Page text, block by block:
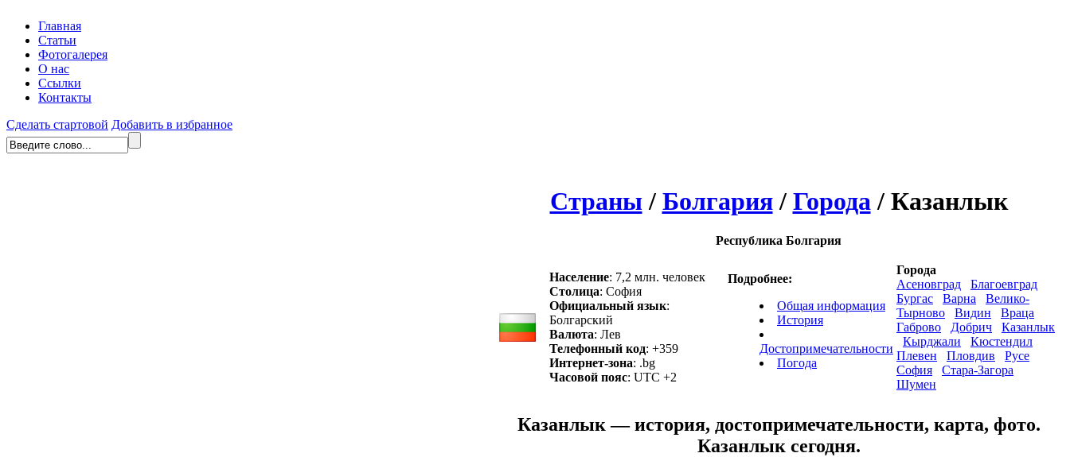
Главная
Статьи
Фотогалерея
О нас
Ссылки
Контакты
Сделать стартовой Добавить в избранное
Страны/ Болгария/ Города/ Казанлык
Республика Болгария
Население: 7,2 млн. человек
Столица: София
Официальный язык:
Болгарский
Валюта: Лев
Телефонный код: +359
Интернет-зона: .bg
Часовой пояс: UTC +2
Подробнее:
Общая информация
История
Достопримечательности
Погода
Города
Асеновград
Благоевград
Бургас
Варна
Велико-
Тырново
Видин
Враца
Габрово
Добрич
Казанлык
Кырджали
Кюстендил
Плевен
Пловдив
Русе
София
Стара-Загора
Шумен
Казанлык — история, достопримечательности, карта, фото.
Казанлык сегодня.